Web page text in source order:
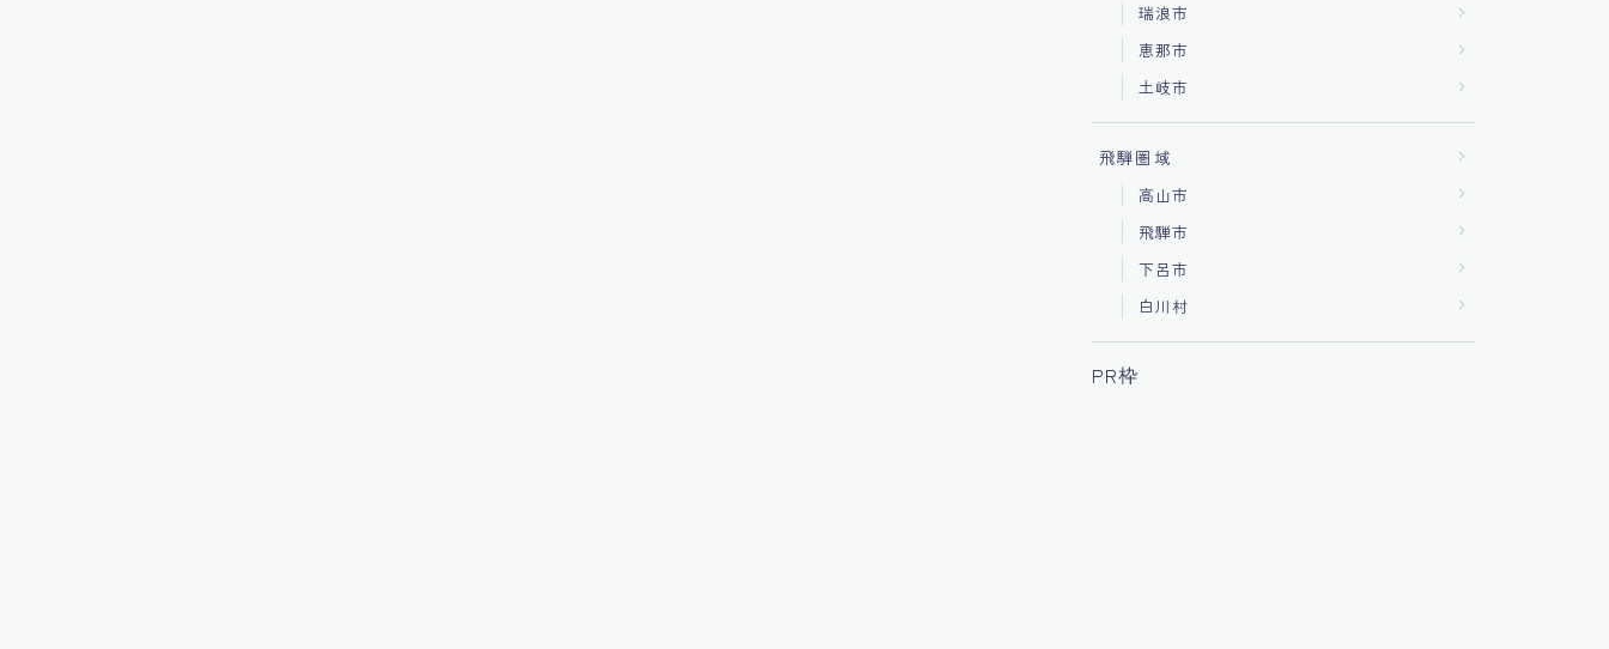
瑞浪市
恵那市
土岐市
飛騨圏域
高山市
飛騨市
下呂市
白川村
PR枠